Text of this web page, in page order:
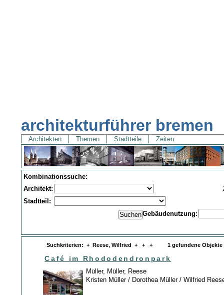
architekturführer bremen
Architekten Themen Stadtteile Zeiten
Kombinationssuche:
Architekt:
Stadtteil:
Gebäudenutzung:
Suchkriterien: + Reese, Wilfried + + + 1 gefundene Objekte
Café im Rhododendronpark
Müller, Müller, Reese
Kristen Müller / Dorothea Müller / Wilfried